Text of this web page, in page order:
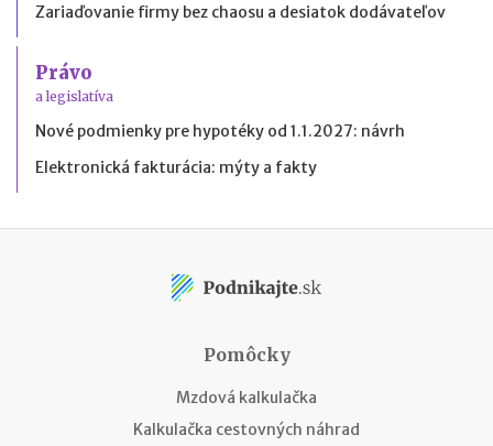
Zariaďovanie firmy bez chaosu a desiatok dodávateľov
Právo
a legislatíva
Nové podmienky pre hypotéky od 1.1.2027: návrh
Elektronická fakturácia: mýty a fakty
Pomôcky
Mzdová kalkulačka
Kalkulačka cestovných náhrad